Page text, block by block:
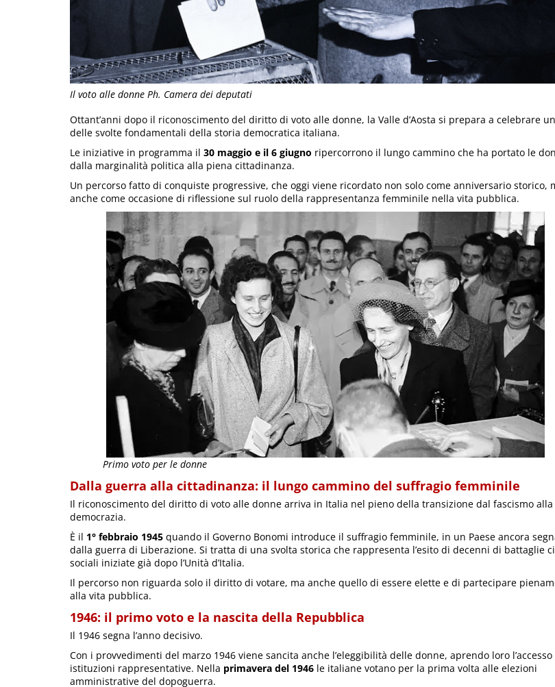
Il voto alle donne Ph. Camera dei deputati
Ottant’anni dopo il riconoscimento del diritto di voto alle donne, la Valle d’Aosta si prepara a celebrare
delle svolte fondamentali della storia democratica italiana.
Le iniziative in programma il 30 maggio e il 6 giugno ripercorrono il lungo cammino che ha portato le
dalla marginalità politica alla piena cittadinanza.
Un percorso fatto di conquiste progressive, che oggi viene ricordato non solo come anniversario storico,
anche come occasione di riflessione sul ruolo della rappresentanza femminile nella vita pubblica.
Primo voto per le donne
Dalla guerra alla cittadinanza: il lungo cammino del suffragio femminile
Il riconoscimento del diritto di voto alle donne arriva in Italia nel pieno della transizione dal fascismo alla
democrazia.
È il 1° febbraio 1945 quando il Governo Bonomi introduce il suffragio femminile, in un Paese ancora
dalla guerra di Liberazione. Si tratta di una svolta storica che rappresenta l’esito di decenni di battaglie
sociali iniziate già dopo l’Unità d’Italia.
Il percorso non riguarda solo il diritto di votare, ma anche quello di essere elette e di partecipare
alla vita pubblica.
1946: il primo voto e la nascita della Repubblica
Il 1946 segna l’anno decisivo.
Con i provvedimenti del marzo 1946 viene sancita anche l’eleggibilità delle donne, aprendo loro
istituzioni rappresentative. Nella primavera del 1946 le italiane votano per la prima volta alle elezioni
amministrative del dopoguerra.